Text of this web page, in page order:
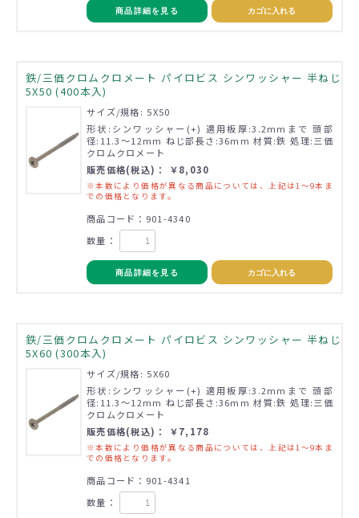
商品詳細を見る カゴに入れる
鉄/三価クロムクロメート パイロビス シンワッシャー 半ねじ
5X50 (400本入)
サイズ/規格: 5X50
形状:シンワッシャー(+) 適用板厚:3.2mmまで 頭部
径:11.3～12mm ねじ部長さ:36mm 材質:鉄 処理:三価
クロムクロメート
販売価格(税込)： ￥8,030
※本数により価格が異なる商品については、上記は1～9本ま
での価格となります。
商品コード：901-4340
数量：
商品詳細を見る カゴに入れる
鉄/三価クロムクロメート パイロビス シンワッシャー 半ねじ
5X60 (300本入)
サイズ/規格: 5X60
形状:シンワッシャー(+) 適用板厚:3.2mmまで 頭部
径:11.3～12mm ねじ部長さ:36mm 材質:鉄 処理:三価
クロムクロメート
販売価格(税込)： ￥7,178
※本数により価格が異なる商品については、上記は1～9本ま
での価格となります。
商品コード：901-4341
数量：